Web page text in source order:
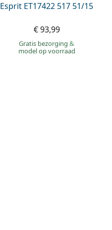
Esprit ET17422 517 51/15
€ 93,99
Gratis bezorging&
model op voorraad